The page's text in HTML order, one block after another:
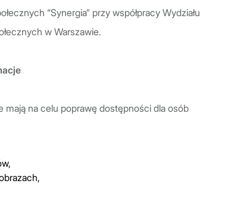
“Synergia” przy współpracy Wydziału
w Warszawie.
mają na celu poprawę dostępności dla osób